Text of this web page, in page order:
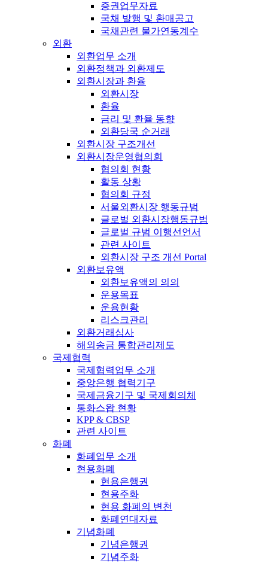
증권업무자료
국채 발행 및 환매공고
국채관련 물가연동계수
외환
외환업무 소개
외환정책과 외환제도
외환시장과 환율
외환시장
환율
금리 및 환율 동향
외환당국 순거래
외환시장 구조개선
외환시장운영협의회
협의회 현황
활동 상황
협의회 규정
서울외환시장 행동규범
글로벌 외환시장행동규범
글로벌 규범 이행선언서
관련 사이트
외환시장 구조 개선 Portal
외환보유액
외환보유액의 의의
운용목표
운용현황
리스크관리
외환거래심사
해외송금 통합관리제도
국제협력
국제협력업무 소개
중앙은행 협력기구
국제금융기구 및 국제회의체
통화스왑 현황
KPP & CBSP
관련 사이트
화폐
화폐업무 소개
현용화폐
현용은행권
현용주화
현용 화폐의 변천
화폐연대자료
기념화폐
기념은행권
기념주화